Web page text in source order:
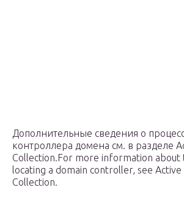
Дополнительные сведения о
контроллера домена см. в разделе
Collection.For more information about
locating a domain controller, see
Collection.